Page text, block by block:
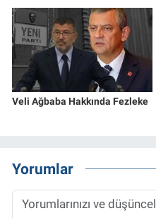
Veli Ağbaba Hakkında Fezleke
Yorumlar